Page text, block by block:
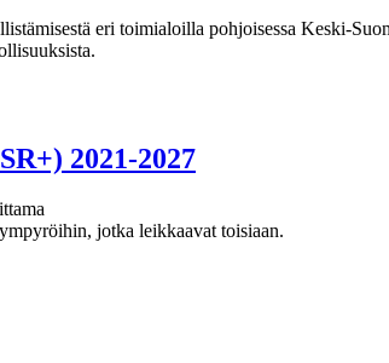
eri toimialoilla pohjoisessa Keski-
2021-2027